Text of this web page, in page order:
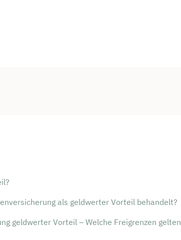
als geldwerter Vorteil behandelt?
geldwerter Vorteil – Welche Freigrenzen gelten